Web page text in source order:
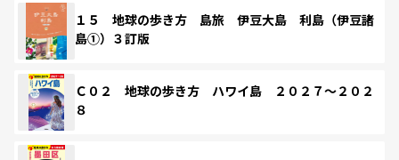
１５ 地球の歩き方 島旅 伊豆大島 利島（伊豆諸
島①）３訂版
Ｃ０２ 地球の歩き方 ハワイ島 ２０２７～２０２
８